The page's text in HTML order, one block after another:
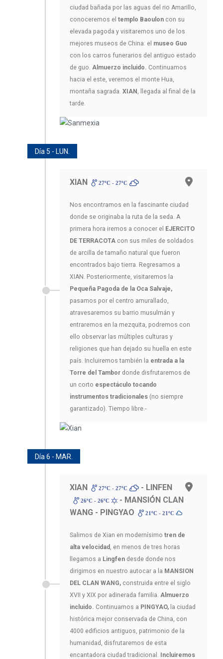
ciudad bañada por las aguas del rio Amarillo,
conoceremos el templo Baoulon con su
elevada pagoda y visitaremos uno de los
mejores museos de China: el museo Guo
con los carros funerarios del antiguo estado
de guo. Almuerzo incluido. Continuamos
hacia el este, veremos el monte Hua,
montaña sagrada. XIAN , llegada al final de la
tarde.
Día 5 - LUN.
XIAN 27ºC - 27ºC
Nos encontramos en la fascinante ciudad
donde se originaba la ruta de la seda. A
primera hora iremos a conocer el EJERCITO
DE TERRACOTA con sus miles de soldados
de arcilla de tamaño natural que fueron
encontrados bajo tierra. Regresamos a
XIAN. Posteriormente, visitaremos la
Pequeña Pagoda de la Oca Salvaje,
pasamos por el centro amurallado,
atravesaremos su barrio musulmán y
entraremos en la mezquita, podremos con
ello observar las múltiples culturas y
religiones que han dejado su huella en este
país. Incluiremos también la entrada a la
Torre del Tambor donde disfrutaremos de
un corto espectáculo tocando
instrumentos tradicionales (no siempre
garantizado). Tiempo libre.-
Día 6 - MAR.
XIAN 27ºC - 27ºC - LINFEN
26ºC - 26ºC
- MANSIÓN CLAN
WANG - PINGYAO
21ºC - 21ºC
Salimos de Xian en modernísimo tren de
alta velocidad , en menos de tres horas
llegamos a Lingfen desde donde nos
dirigimos en nuestro autocar a la MANSION
DEL CLAN WANG, construida entre el siglo
XVII y XIX por adinerada familia. Almuerzo
incluido. Continuamos a PINGYAO, la ciudad
histórica mejor conservada de China, con
4000 edificios antiguos, patrimonio de la
humanidad, disfrutaremos de esta
encantadora ciudad tradicional.
Incluiremos